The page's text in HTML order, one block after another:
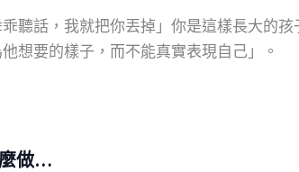
乖聽話，我就把你丟掉」你是這樣長大的
他想要的樣子，而不能真實表現自己」。
做…